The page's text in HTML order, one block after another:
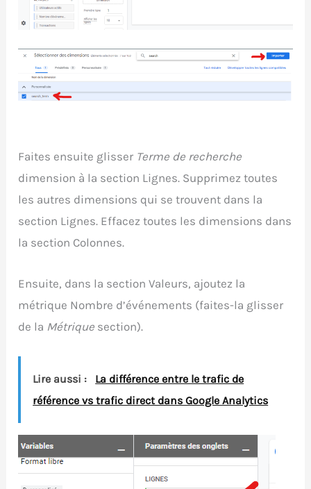
Faites ensuite glisser Terme de recherche
dimension à la section Lignes. Supprimez toutes
les autres dimensions qui se trouvent dans la
section Lignes. Effacez toutes les dimensions dans
la section Colonnes.
Ensuite, dans la section Valeurs, ajoutez la
métrique Nombre d’événements (faites-la glisser
de la Métrique section).
Lire aussi :
La différence entre le trafic de
référence vs trafic direct dans Google Analytics